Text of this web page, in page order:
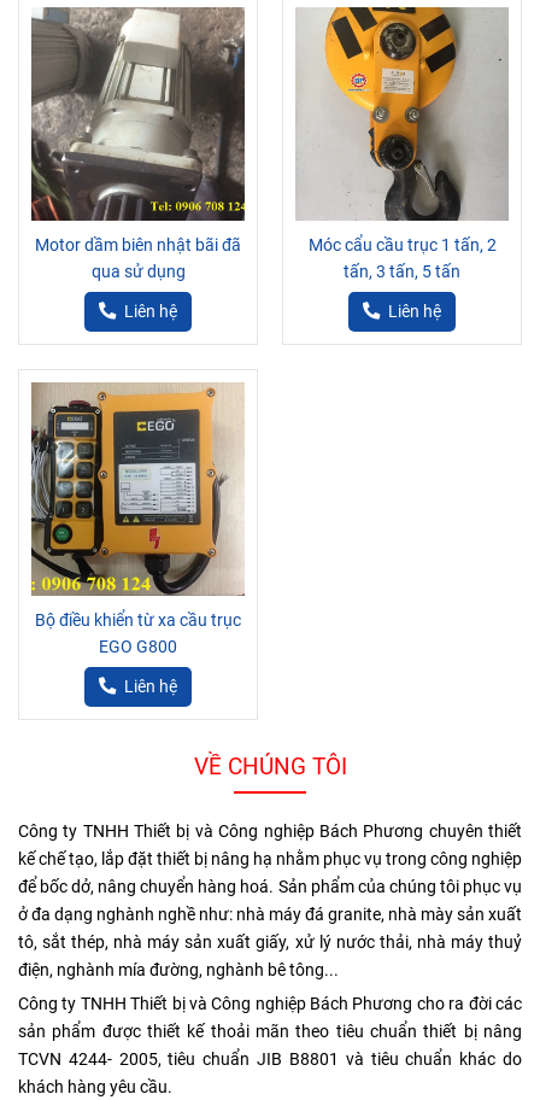
Motor dầm biên nhật bãi đã
qua sử dụng
Liên hệ
Móc cẩu cầu trục 1 tấn, 2
tấn, 3 tấn, 5 tấn
Liên hệ
Bộ điều khiển từ xa cầu trục
EGO G800
Liên hệ
VỀ CHÚNG TÔI
Công ty TNHH Thiết bị và Công nghiệp Bách Phương chuyên thiết
kế chế tạo, lắp đặt thiết bị nâng hạ nhằm phục vụ trong công nghiệp
để bốc dở, nâng chuyển hàng hoá. Sản phẩm của chúng tôi phục vụ
ở đa dạng nghành nghề như: nhà máy đá granite, nhà mày sản xuất
tô, sắt thép, nhà máy sản xuất giấy, xử lý nước thải, nhà máy thuỷ
điện, nghành mía đường, nghành bê tông...
Công ty TNHH Thiết bị và Công nghiệp Bách Phương cho ra đời các
sản phẩm được thiết kế thoải mãn theo tiêu chuẩn thiết bị nâng
TCVN 4244- 2005, tiêu chuẩn JIB B8801 và tiêu chuẩn khác do
khách hàng yêu cầu.